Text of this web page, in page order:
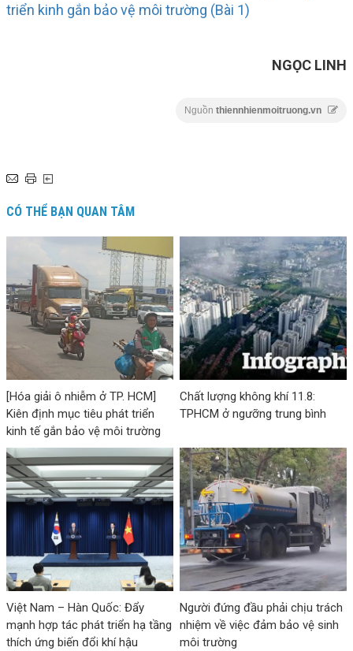
triển kinh gắn bảo vệ môi trường (Bài 1)
NGỌC LINH
Nguồn thiennhienmoitruong.vn
CÓ THỂ BẠN QUAN TÂM
[Hóa giải ô nhiễm ở TP. HCM]
Kiên định mục tiêu phát triển
kinh tế gắn bảo vệ môi trường
(Bài 1)
Chất lượng không khí 11.8:
TPHCM ở ngưỡng trung bình
Việt Nam – Hàn Quốc: Đẩy
mạnh hợp tác phát triển hạ tầng
thích ứng biến đổi khí hậu
Người đứng đầu phải chịu trách
nhiệm về việc đảm bảo vệ sinh
môi trường